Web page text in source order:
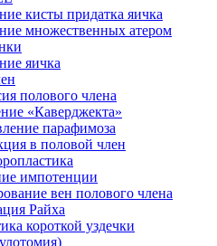
кисты придатка яичка
множественных атером
яичка
полового члена
«Каверджекта»
парафимоза
в половой член
импотенции
вен полового члена
Райха
короткой уздечки